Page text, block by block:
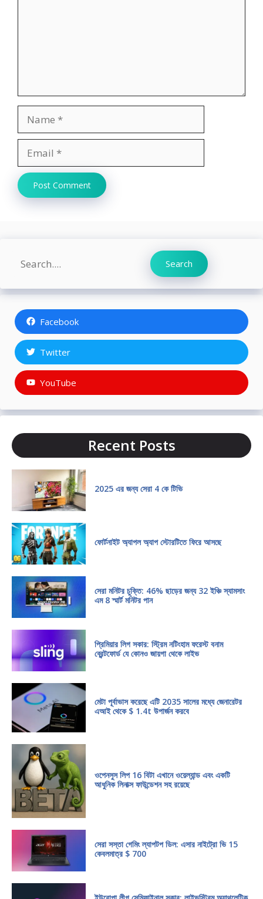
Website
Search Search
Facebook
Twitter
YouTube
Recent Posts
2025 এর জন্য সেরা 4 কে টিভি
ফোর্টনাইট অ্যাপল অ্যাপ স্টোরটিতে ফিরে আসছে
সেরা মনিটর চুক্তি: 46% ছাড়ের জন্য 32 ইঞ্চি স্যামসাং
এম 8 স্মার্ট মনিটর পান
প্রিমিয়ার লিগ সকার: স্ট্রিম নটিংহাম ফরেস্ট বনাম
ব্রেন্টফোর্ড যে কোনও জায়গা থেকে লাইভ
মেটা পূর্বাভাস করেছে এটি 2035 সালের মধ্যে জেনারেটর
এআই থেকে $ 1.4t উপার্জন করবে
ওপেনসুস লিপ 16 বিটা এখানে ওয়েল্যান্ড এবং একটি
আধুনিক লিনাক্স ফাউন্ডেশন সহ রয়েছে
সেরা সস্তা গেমিং ল্যাপটপ ডিল: এসার নাইট্রো ভি 15
কেবলমাত্র $ 700